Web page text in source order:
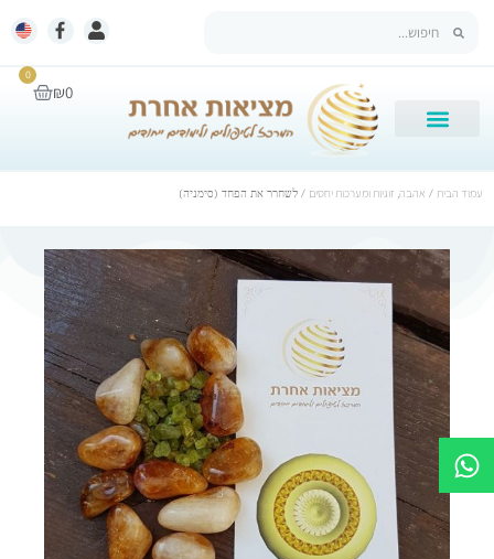
₪0
0
עמוד הבית / אהבה, זוגיות ומערכות יחסים / לשחרר את הפחד (סימניה)